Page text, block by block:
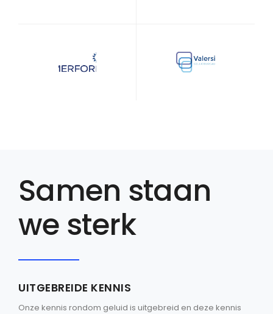
Samen staan
we sterk
UITGEBREIDE KENNIS
Onze kennis rondom geluid is uitgebreid en deze kennis